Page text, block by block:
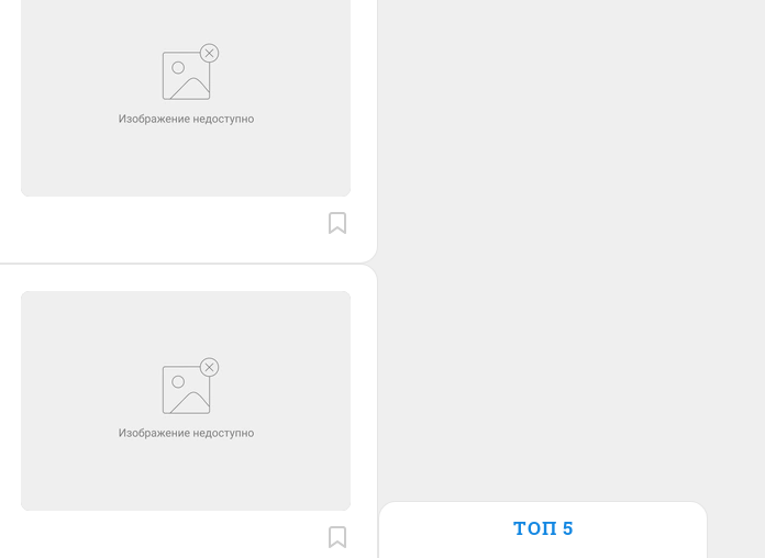
ТОП 5